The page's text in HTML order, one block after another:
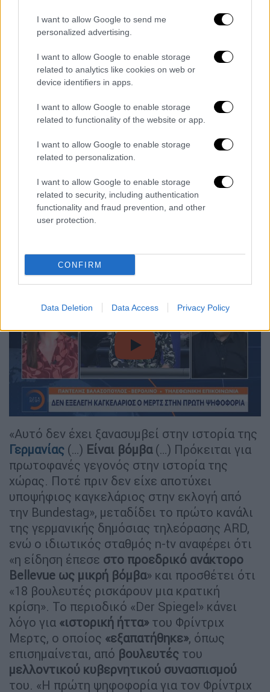
I want to allow Google to send me
personalized advertising.
I want to allow Google to enable storage
related to analytics like cookies on web or
device identifiers in apps.
I want to allow Google to enable storage
related to functionality of the website or app.
I want to allow Google to enable storage
related to personalization.
I want to allow Google to enable storage
related to security, including authentication
functionality and fraud prevention, and other
user protection.
CONFIRM
Data Deletion Data Access Privacy Policy
Η πρώτη αποτυχία
σήμερα, είχε εξασφαλίσει μόλις 310 ψήφους,
όταν τα κόμματα του κυβερνητικού
συνασπισμού αριθμούν 328 έδρες. Η εξέλιξη,
πρωτοφανής στην ιστορία της
Ομοσπονδιακής Δημοκρατίας της Γερμανίας,
προκάλεσε σοβαρή πολιτική κρίση και
σχολιάστηκε ως «βόμβα» από τα γερμανικά
ΓΣυγκεκριμένα, για «ιστορική ήττα
βόμβα» έκαναν λόγο το πρωί τα
γερμανικά ΜΜΕ
ψηφοφορία.
video
«Αυτό δεν έχει ξανασυμβεί στην ιστορία της
Γερμανίας (…) Είναι βόμβα(…) Πρόκειται για
πρωτοφανές γεγονός στην ιστορία της
χώρας. Ποτέ πριν δεν είχε αποτύχει
υποψήφιος καγκελάριος στην εκλογή από
την Bundestag», μεταδίδει το πρώτο κανάλι
της γερμανικής δημόσιας τηλεόρασης ARD,
ενώ ο ιδιωτικός σταθμός n-tv αναφέρει ότι
«η είδηση έπεσε στο προεδρικό ανάκτορο
Bellevue ως μικρή βόμβα» και προσθέτει ότι
«18 βουλευτές ρισκάρουν μια κρατική
κρίση». Το περιοδικό «Der Spiegel» κάνει
λόγο για «ιστορική ήττα» του Φρίντριχ
Μερτς, ο οποίος «εξαπατήθηκε», όπως
επισημαίνεται, από βουλευτές του
μελλοντικού κυβερνητικού συνασπισμού
του. «Η πρώτη ψηφοφορία για τον Φρίντριχ